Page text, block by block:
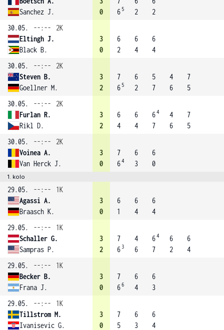
Sanchez J.
0
6 5
2
2
30.05.
--:--
2K
Eltingh J.
Black B.
3
0
6
2
6
4
6
4
30.05.
--:--
2K
Steven B.
Goellner M.
3
2
7
6 5
6
2
5
7
4
6
7
5
30.05.
--:--
2K
Furlan R.
Rikl D.
3
2
6
4
6
4
64
7
4
6
7
5
30.05.
--:--
2K
Voinea A.
Van Herck J.
3
0
7
64
6
3
6
0
1. kolo
29.05. --:--
1K
Agassi A.
Braasch K.
3
0
6
1
6
4
6
4
29.05.
--:--
1K
Schaller G.
Sampras P.
3
2
7
6 3
4
6
64
7
6
2
6
4
29.05.
--:--
1K
Becker B.
Frana J.
3
0
7
66
6
4
6
3
29.05.
--:--
1K
Tillstrom M.
Ivanisevic G.
3
0
7
5
6
3
6
4